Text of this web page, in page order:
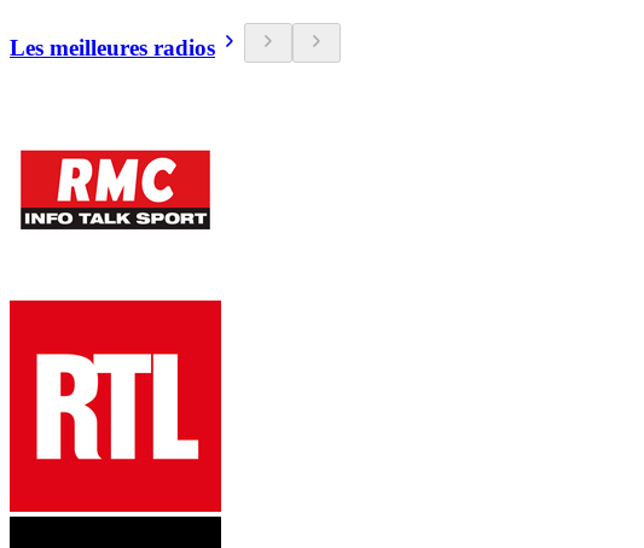
Les meilleures radios